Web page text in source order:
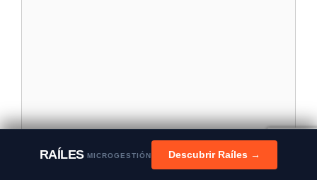
Nombre
RAÍLESMICROGESTIÓN Descubrir Raíles →